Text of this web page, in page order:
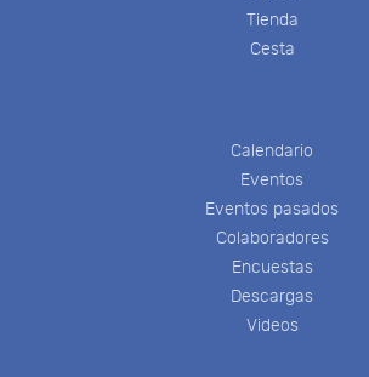
Tienda
Cesta
Calendario
Eventos
Eventos pasados
Colaboradores
Encuestas
Descargas
Videos